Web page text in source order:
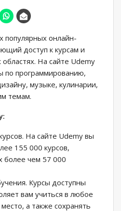
популярных онлайн-
доступ к курсам и
На сайте Udemy
по программированию,
музыке, кулинарии,
темам.
На сайте Udemy вы
155 000 курсов,
более чем 57 000
Курсы доступны
вам учиться в любое
а также сохранять